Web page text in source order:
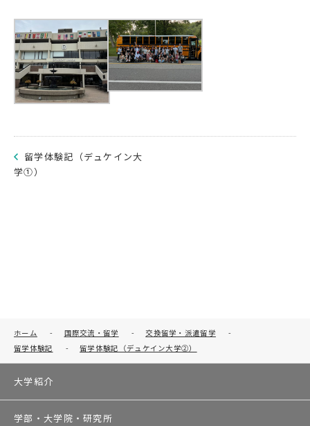
留学体験記（デュケイン大
学①）
ホーム - 国際交流・留学 - 交換留学・派遣留学
-
留学体験記
- 留学体験記（デュケイン大学②）
大学紹介
学部・大学院・研究所